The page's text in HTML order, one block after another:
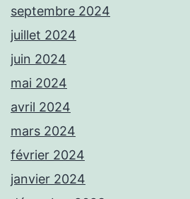
septembre 2024
juillet 2024
juin 2024
mai 2024
avril 2024
mars 2024
février 2024
janvier 2024